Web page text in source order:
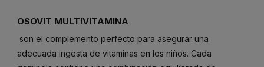
OSOVIT MULTIVITAMINA
son el complemento perfecto para asegurar una
adecuada ingesta de vitaminas en los niños. Cada